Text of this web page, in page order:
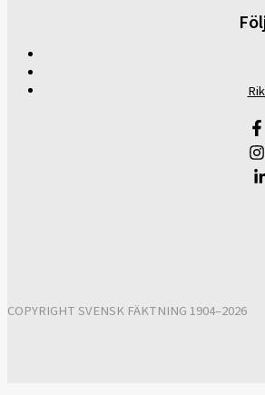
COPYRIGHT SVENSK FÄKTNING 1904–2026